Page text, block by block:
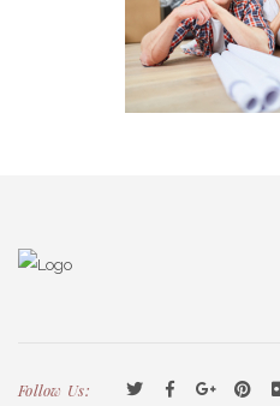
Follow Us: